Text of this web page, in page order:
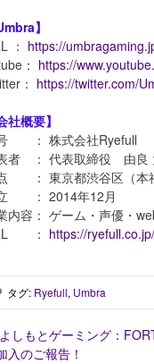
】
： https://
： https://
： https://twitter.com/
社概要】
： 株式会社Ryefull
者 ： 代表取締役 由良
： 東京都渋谷区（本
： 2014年12月
内容： ゲーム・声優・
： https://ryefull.co.jp/
タグ: Ryefull, Umbra
よしもとゲーミング：
入のご報告！